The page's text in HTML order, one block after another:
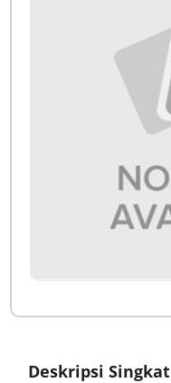
Deskripsi Singkat